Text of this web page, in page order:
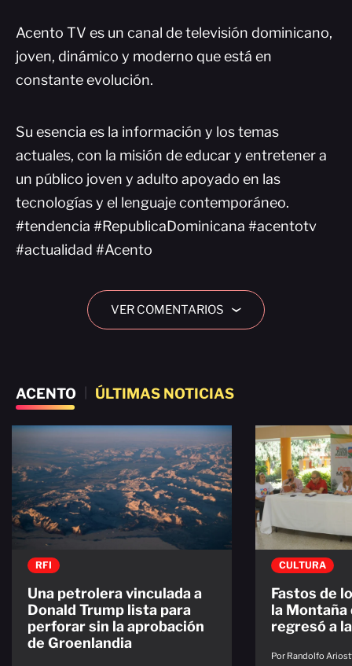
Acento TV es un canal de televisión dominicano,
joven, dinámico y moderno que está en
constante evolución.
Su esencia es la información y los temas
actuales, con la misión de educar y entretener a
un público joven y adulto apoyado en las
tecnologías y el lenguaje contemporáneo.
#tendencia #RepublicaDominicana #acentotv
#actualidad #Acento
VER COMENTARIOS ›
ACENTO ÚLTIMAS NOTICIAS
RFI
Una petrolera vinculada a
Donald Trump lista para
perforar sin la aprobación
de Groenlandia
CULTURA
Fastos de
la Montaña
regresó a
Por Randolfo